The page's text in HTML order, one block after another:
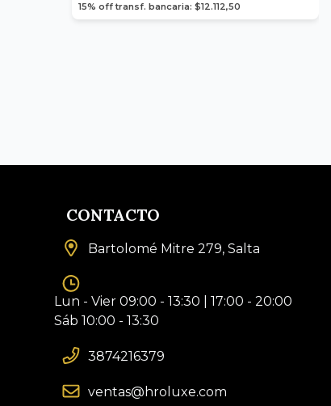
15% off transf. bancaria: $12.112,50
CONTACTO
Bartolomé Mitre 279, Salta
Lun - Vier 09:00 - 13:30 | 17:00 - 20:00
Sáb 10:00 - 13:30
3874216379
ventas@hroluxe.com